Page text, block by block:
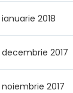
ianuarie 2018
decembrie 2017
noiembrie 2017